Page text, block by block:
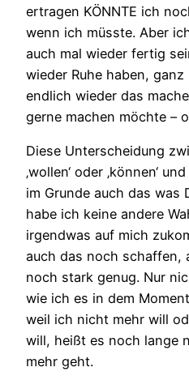
ertragen KÖNNTE ich
wenn ich müsste. Aber
auch mal wieder fertig
wieder Ruhe haben,
endlich wieder das
gerne machen möchte –
Diese Unterscheidung
‚wollen‘ oder ‚können‘
im Grunde auch das was
habe ich keine andere
irgendwas auf mich
auch das noch schaffen,
noch stark genug. Nur
wie ich es in dem
weil ich nicht mehr will
will, heißt es noch lange
mehr geht.